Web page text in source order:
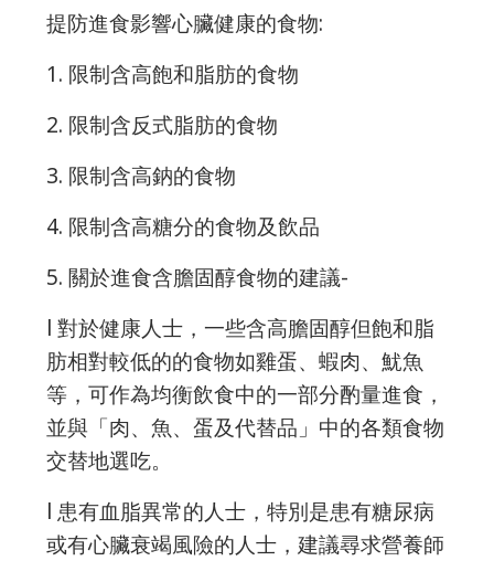
提防進食影響心臟健康的食物:
1. 限制含高飽和脂肪的食物
2. 限制含反式脂肪的食物
3. 限制含高鈉的食物
4. 限制含高糖分的食物及飲品
5. 關於進食含膽固醇食物的建議-
l 對於健康人士，一些含高膽固醇但飽和脂
肪相對較低的的食物如雞蛋、蝦肉、魷魚
等，可作為均衡飲食中的一部分酌量進食，
並與「肉、魚、蛋及代替品」中的各類食物
交替地選吃。
l 患有血脂異常的人士，特別是患有糖尿病
或有心臟衰竭風險的人士，建議尋求營養師